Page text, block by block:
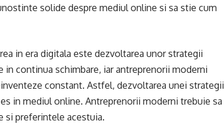
solide despre mediul online si sa stie cum
in era digitala este dezvoltarea unor strategii
continua schimbare, iar antreprenorii moderni
constant. Astfel, dezvoltarea unei strategii
in mediul online. Antreprenorii moderni trebuie sa
si preferintele acestuia.